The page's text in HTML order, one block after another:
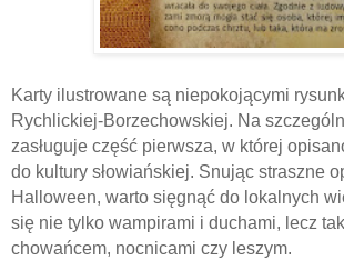
Karty ilustrowane są niepokojącymi
Rychlickiej-Borzechowskiej. Na
zasługuje część pierwsza, w której
do kultury słowiańskiej. Snując straszne
Halloween, warto sięgnąć do lokalnych
się nie tylko wampirami i duchami, lecz
chowańcem, nocnicami czy leszym.